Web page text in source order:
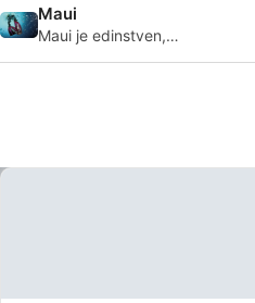
Maui
Maui je edinstven,